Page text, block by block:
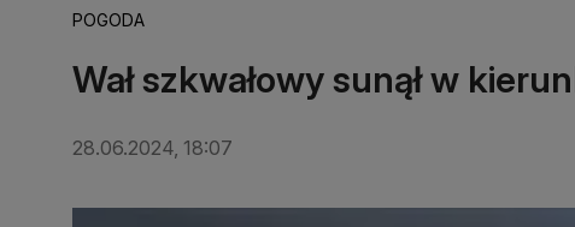
POGODA
Wał szkwałowy sunął w
28.06.2024, 18:07